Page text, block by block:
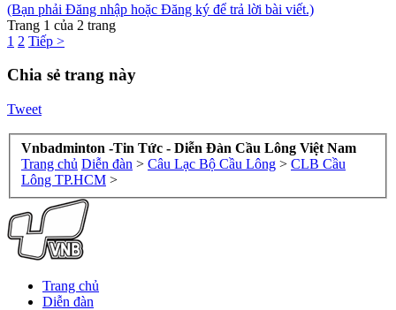
(Bạn phải Đăng nhập hoặc Đăng ký để trả lời bài viết.)
Trang 1 của 2 trang
1 2 Tiếp >
Chia sẻ trang này
Tweet
Vnbadminton -Tin Tức - Diễn Đàn Cầu Lông Việt Nam
Trang chủ Diễn đàn > Câu Lạc Bộ Cầu Lông > CLB Cầu
Lông TP.HCM >
Trang chủ
Diễn đàn